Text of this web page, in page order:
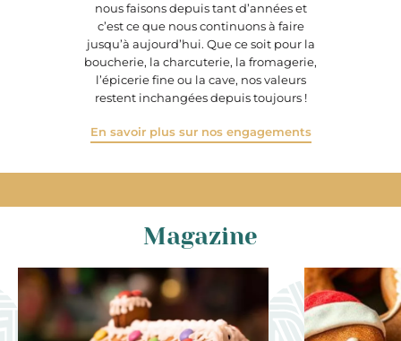
nous faisons depuis tant d’années et
c’est ce que nous continuons à faire
jusqu’à aujourd’hui. Que ce soit pour la
boucherie, la charcuterie, la fromagerie,
l’épicerie fine ou la cave, nos valeurs
restent inchangées depuis toujours !
En savoir plus sur nos engagements
Magazine